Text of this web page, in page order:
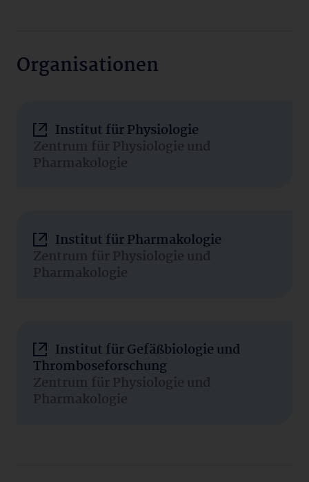
Organisationen
Institut für Physiologie
Zentrum für Physiologie und
Pharmakologie
Institut für Pharmakologie
Zentrum für Physiologie und
Pharmakologie
Institut für Gefäßbiologie und
Thromboseforschung
Zentrum für Physiologie und
Pharmakologie